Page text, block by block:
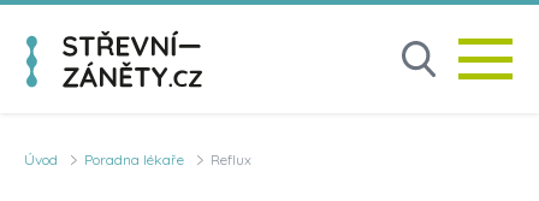
Úvod Poradna lékaře Reflux